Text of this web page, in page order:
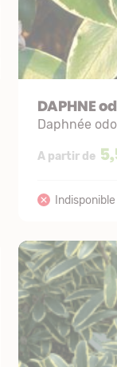
DAPHNE
Daphnée
A partir de